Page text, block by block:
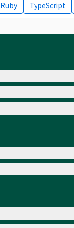
Ruby
TypeScript